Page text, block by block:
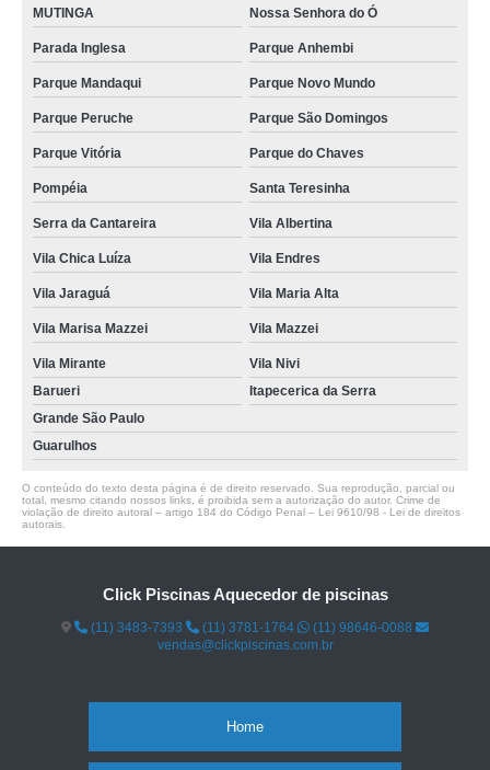
MUTINGA Nossa Senhora do Ó
Parada Inglesa Parque Anhembi
Parque Mandaqui Parque Novo Mundo
Parque Peruche Parque São Domingos
Parque Vitória Parque do Chaves
Pompéia Santa Teresinha
Serra da Cantareira Vila Albertina
Vila Chica Luíza Vila Endres
Vila Jaraguá Vila Maria Alta
Vila Marisa Mazzei Vila Mazzei
Vila Mirante
Vila Nivi
Barueri
Itapecerica da Serra
Grande São Paulo
Guarulhos
O conteúdo do texto desta página é de direito reservado. Sua reprodução, parcial ou
total, mesmo citando nossos links, é proibida sem a autorização do autor. Crime de
violação de direito autoral – artigo 184 do Código Penal – Lei 9610/98 - Lei de direitos
autorais
Click Piscinas Aquecedor de piscinas
(11) 3483-7393 (11) 3781-1764
(11) 98646-0088
vendas@clickpiscinas.com.br
Home